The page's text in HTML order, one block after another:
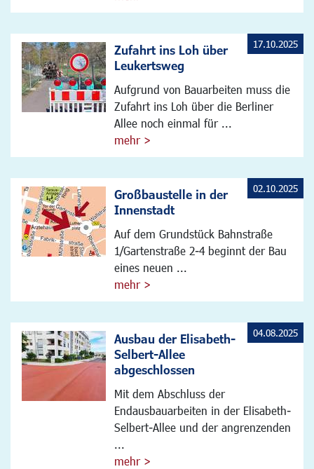
Zufahrt ins Loh über
Leukertsweg
Aufgrund von Bauarbeiten muss die
Zufahrt ins Loh über die Berliner
Allee noch einmal für ...
mehr >
17.10.2025
Großbaustelle in der
Innenstadt
Auf dem Grundstück Bahnstraße
1/Gartenstraße 2-4 beginnt der Bau
eines neuen ...
mehr >
02.10.2025
Ausbau der Elisabeth-
Selbert-Allee
abgeschlossen
Mit dem Abschluss der
Endausbauarbeiten in der Elisabeth-
Selbert-Allee und der angrenzenden
...
mehr >
04.08.2025